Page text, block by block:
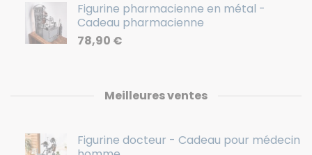
Figurine pharmacienne en métal -
Cadeau pharmacienne
78,90 €
Meilleures ventes
Figurine docteur - Cadeau pour médecin